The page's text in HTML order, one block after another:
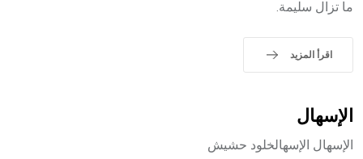
sign تكتب منفصلة غير متصلة، وتعتمد المبدأ الأكوروفوني،
ما تزال سليمة.
اقرأ المزيد
الإسهال
الإسهال الإسهالخلود حشيش